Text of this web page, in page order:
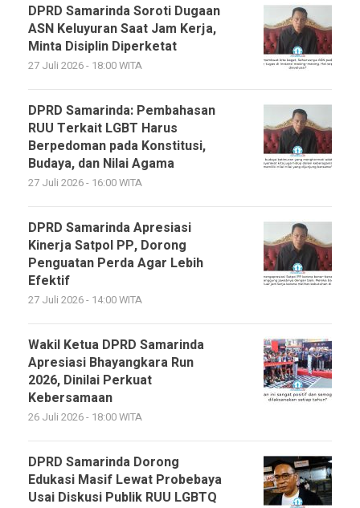
DPRD Samarinda Soroti Dugaan
ASN Keluyuran Saat Jam Kerja,
Minta Disiplin Diperketat
27 Juli 2026 - 18:00 WITA
DPRD Samarinda: Pembahasan
RUU Terkait LGBT Harus
Berpedoman pada Konstitusi,
Budaya, dan Nilai Agama
27 Juli 2026 - 16:00 WITA
DPRD Samarinda Apresiasi
Kinerja Satpol PP, Dorong
Penguatan Perda Agar Lebih
Efektif
27 Juli 2026 - 14:00 WITA
Wakil Ketua DPRD Samarinda
Apresiasi Bhayangkara Run
2026, Dinilai Perkuat
Kebersamaan
26 Juli 2026 - 18:00 WITA
DPRD Samarinda Dorong
Edukasi Masif Lewat Probebaya
Usai Diskusi Publik RUU LGBTQ